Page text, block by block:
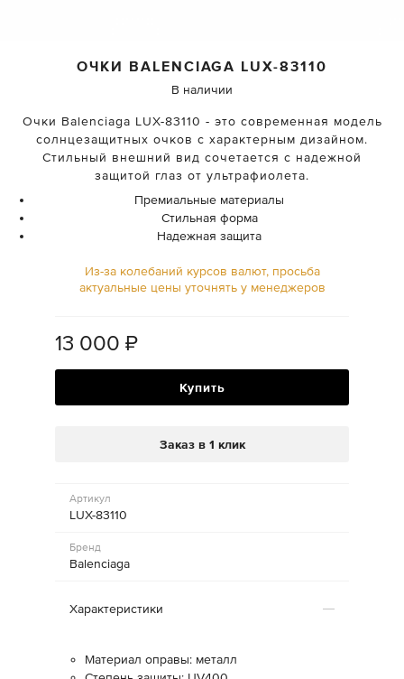
ОЧКИ BALENCIAGA LUX-83110
В наличии
Очки Balenciaga LUX-83110 - это современная модель
солнцезащитных очков с характерным дизайном.
Стильный внешний вид сочетается с надежной
защитой глаз от ультрафиолета.
Премиальные материалы
Стильная форма
Надежная защита
Из-за колебаний курсов валют, просьба
актуальные цены уточнять у менеджеров
13 000 ₽
Купить
Заказ в 1 клик
Артикул
LUX-83110
Бренд
Balenciaga
Характеристики
Материал оправы: металл